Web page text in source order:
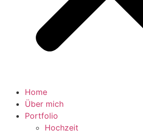
Home
Über mich
Portfolio
Hochzeit